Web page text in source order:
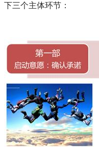
下三个主体环节：